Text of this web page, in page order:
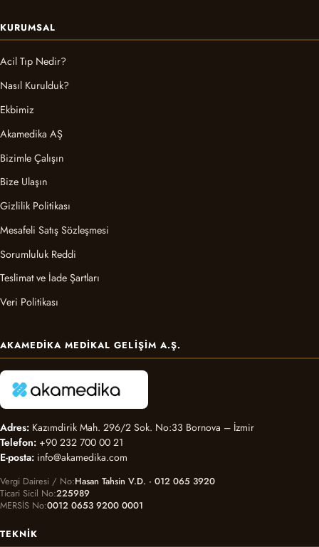
KURUMSAL
Acil Tıp Nedir?
Nasıl Kurulduk?
Ekbimiz
Akamedika AŞ
Bizimle Çalışın
Bize Ulaşın
Gizlilik Politikası
Mesafeli Satış Sözleşmesi
Sorumluluk Reddi
Teslimat ve İade Şartları
Veri Politikası
AKAMEDIKA MEDIKAL GELIŞIM A.Ş.
Adres: Kazımdirik Mah. 296/2 Sok. No:33 Bornova – İzmir
Telefon: +90 232 700 00 21
E-posta: info@akamedika.com
Vergi Dairesi / No Hasan Tahsin V.D. · 012 065 3920
Ticari Sicil No 225989
MERSİS No 0012 0653 9200 0001
TEKNIK